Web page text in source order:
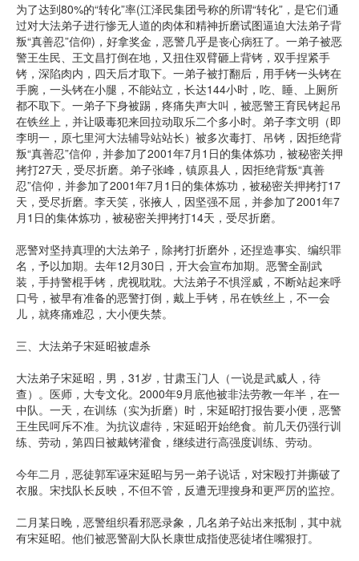
为了达到80%的“转化”率(江泽民集团号称的所谓“转化”，是它们通
过对大法弟子进行惨无人道的肉体和精神折磨试图逼迫大法弟子背
叛“真善忍”信仰)，好拿奖金，恶警几乎是丧心病狂了。一弟子被恶
警王生民、王文昌打倒在地，又扭住双臂砸上背铐，双手捏紧手
铐，深陷肉内，四天后才取下。一弟子被打翻后，用手铐一头铐在
手腕，一头铐在小腿，不能站立，长达144小时，吃、睡、上厕所
都不取下。一弟子下身被踢，疼痛失声大叫，被恶警王育民铐起吊
在铁丝上，并让吸毒犯来回拉动取乐二个多小时。弟子李文明（即
李明一，原七里河大法辅导站站长）被多次毒打、吊铐，因拒绝背
叛“真善忍”信仰，并参加了2001年7月1日的集体炼功，被秘密关押
拷打27天，受尽折磨。弟子张峰，镇原县人，因拒绝背叛“真善
忍”信仰，并参加了2001年7月1日的集体炼功，被秘密关押拷打17
天，受尽折磨。李天笑，张掖人，因坚强不屈，并参加了2001年7
月1日的集体炼功，被秘密关押拷打14天，受尽折磨。
恶警对坚持真理的大法弟子，除拷打折磨外，还捏造事实、编织罪
名，予以加期。去年12月30日，开大会宣布加期。恶警全副武
装，手持警棍手铐，虎视耽耽。大法弟子不惧淫威，不断站起来呼
口号，被早有准备的恶警打倒，戴上手铐，吊在铁丝上，不一会
儿，就疼痛难忍，大小便失禁。
三、大法弟子宋延昭被虐杀
大法弟子宋延昭，男，31岁，甘肃玉门人（一说是武威人，待
查）。医师，大专文化。2000年9月底他被非法劳教一年半，在一
中队。一天，在训练（实为折磨）时，宋延昭打报告要小便，恶警
王生民呵斥不准。为抗议虐待，宋延昭开始绝食。前几天仍强行训
练、劳动，第四日被戴铐灌食，继续进行高强度训练、劳动。
今年二月，恶徒郭军诬宋延昭与另一弟子说话，对宋殴打并撕破了
衣服。宋找队长反映，不但不管，反遭无理搜身和更严厉的监控。
二月某日晚，恶警组织看邪恶录象，几名弟子站出来抵制，其中就
有宋延昭。他们被恶警副大队长康世成指使恶徒堵住嘴狠打。